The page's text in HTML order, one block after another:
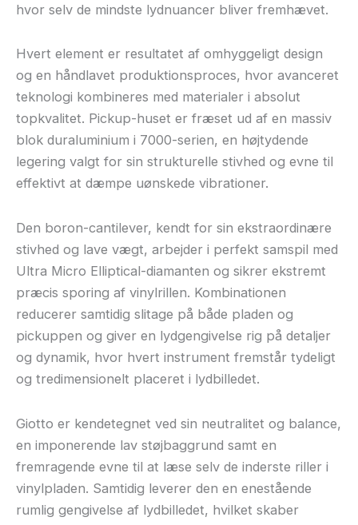
hvor selv de mindste lydnuancer bliver fremhævet.
Hvert element er resultatet af omhyggeligt design
og en håndlavet produktionsproces, hvor avanceret
teknologi kombineres med materialer i absolut
topkvalitet. Pickup-huset er fræset ud af en massiv
blok duraluminium i 7000-serien, en højtydende
legering valgt for sin strukturelle stivhed og evne til
effektivt at dæmpe uønskede vibrationer.
Den boron-cantilever, kendt for sin ekstraordinære
stivhed og lave vægt, arbejder i perfekt samspil med
Ultra Micro Elliptical-diamanten og sikrer ekstremt
præcis sporing af vinylrillen. Kombinationen
reducerer samtidig slitage på både pladen og
pickuppen og giver en lydgengivelse rig på detaljer
og dynamik, hvor hvert instrument fremstår tydeligt
og tredimensionelt placeret i lydbilledet.
Giotto er kendetegnet ved sin neutralitet og balance,
en imponerende lav støjbaggrund samt en
fremragende evne til at læse selv de inderste riller i
vinylpladen. Samtidig leverer den en enestående
rumlig gengivelse af lydbilledet, hvilket skaber